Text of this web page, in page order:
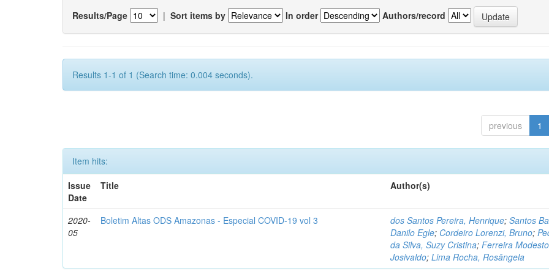
Results/Page | Sort items by In order Authors/record
Results 1-1 of 1 (Search time: 0.004 seconds).
previous 1
Item hits:
Issue
Date
Title Author(s)
2020-
05
Boletim Altas ODS Amazonas - Especial COVID-19 vol 3 dos Santos Pereira, Henrique;Santos
Danilo Egle; Cordeiro Lorenzi, Bruno;
da Silva, Suzy Cristina;Ferreira
Josivaldo;Lima Rocha, Rosângela